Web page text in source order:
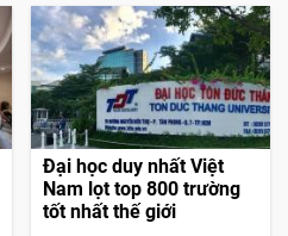
Đại học duy nhất Việt
Nam lọt top 800 trường
tốt nhất thế giới